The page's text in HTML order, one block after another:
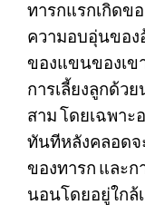
ทารกแรกเกิดข
ความอบอุ่นขอ
ของแขนของเข
การเลี้ยงลูกด้ว
สามโดยเฉพาะ
ทันทีหลังคลอดจ
ของทารก และก
นอนโดยอยู่ใกล้